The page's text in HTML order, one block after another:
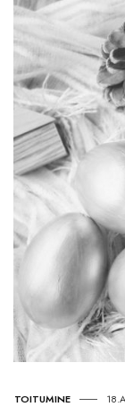
TOITUMINE